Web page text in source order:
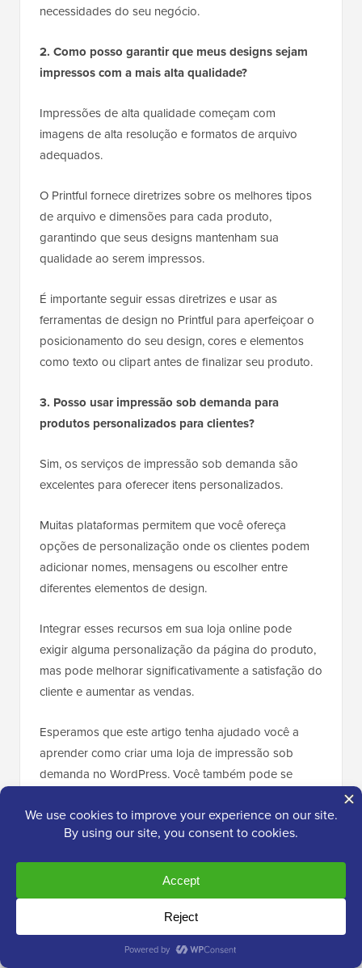
necessidades do seu negócio.
2. Como posso garantir que meus designs sejam
impressos com a mais alta qualidade?
Impressões de alta qualidade começam com
imagens de alta resolução e formatos de arquivo
adequados.
O Printful fornece diretrizes sobre os melhores tipos
de arquivo e dimensões para cada produto,
garantindo que seus designs mantenham sua
qualidade ao serem impressos.
É importante seguir essas diretrizes e usar as
ferramentas de design no Printful para aperfeiçoar o
posicionamento do seu design, cores e elementos
como texto ou clipart antes de finalizar seu produto.
3. Posso usar impressão sob demanda para
produtos personalizados para clientes?
Sim, os serviços de impressão sob demanda são
excelentes para oferecer itens personalizados.
Muitas plataformas permitem que você ofereça
opções de personalização onde os clientes podem
adicionar nomes, mensagens ou escolher entre
diferentes elementos de design.
Integrar esses recursos em sua loja online pode
exigir alguma personalização da página do produto,
mas pode melhorar significativamente a satisfação do
cliente e aumentar as vendas.
Esperamos que este artigo tenha ajudado você a
aprender como criar uma loja de impressão sob
demanda no WordPress. Você também pode se
como adicionar sua loja Etsy no WordPresse nossas
principais escolhas para os melhores plugins do
WooCommerce.
Se você gostou deste artigo, por favor, inscreva-se
Canal do YouTubepara tutoriais em vídeo
do WordPress. Você também pode nos encontrar